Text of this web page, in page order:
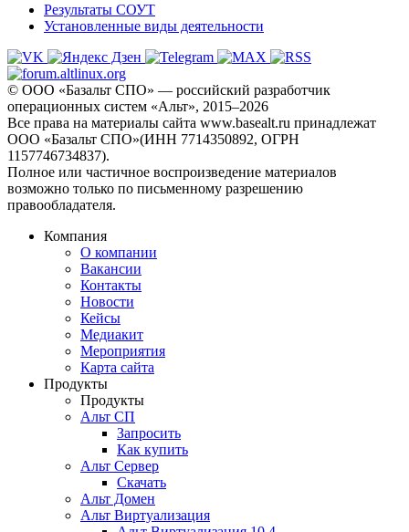
Результаты СОУТ
Установленные виды деятельности
© ООО «Базальт СПО» — российский разработчик
операционных систем «Альт», 2015–2026
Все права на материалы сайта www.basealt.ru принадлежат
ООО «Базальт СПО»(ИНН 7714350892, ОГРН
1157746734837).
Полное или частичное воспроизведение материалов
возможно только по письменному разрешению
правообладателя.
Компания
О компании
Вакансии
Контакты
Новости
Кейсы
Медиакит
Мероприятия
Карта сайта
Продукты
Продукты
Альт СП
Запросить
Как купить
Альт Сервер
Скачать
Альт Домен
Альт Виртуализация